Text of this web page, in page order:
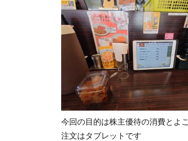
今回の目的は株主優待の消費とよ
注文はタブレットです